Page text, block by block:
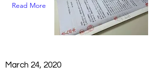
Read More
March 24, 2020